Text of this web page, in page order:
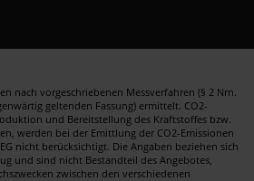
nach vorgeschriebenen Messverfahren (§ 2 Nrn.
geltenden Fassung) ermittelt. CO2-
und Bereitstellung des Kraftstoffes bzw.
werden bei der Emittlung der CO2-Emissionen
nicht berücksichtigt. Die Angaben beziehen sich
und sind nicht Bestandteil des Angebotes,
zwischen den verschiedenen